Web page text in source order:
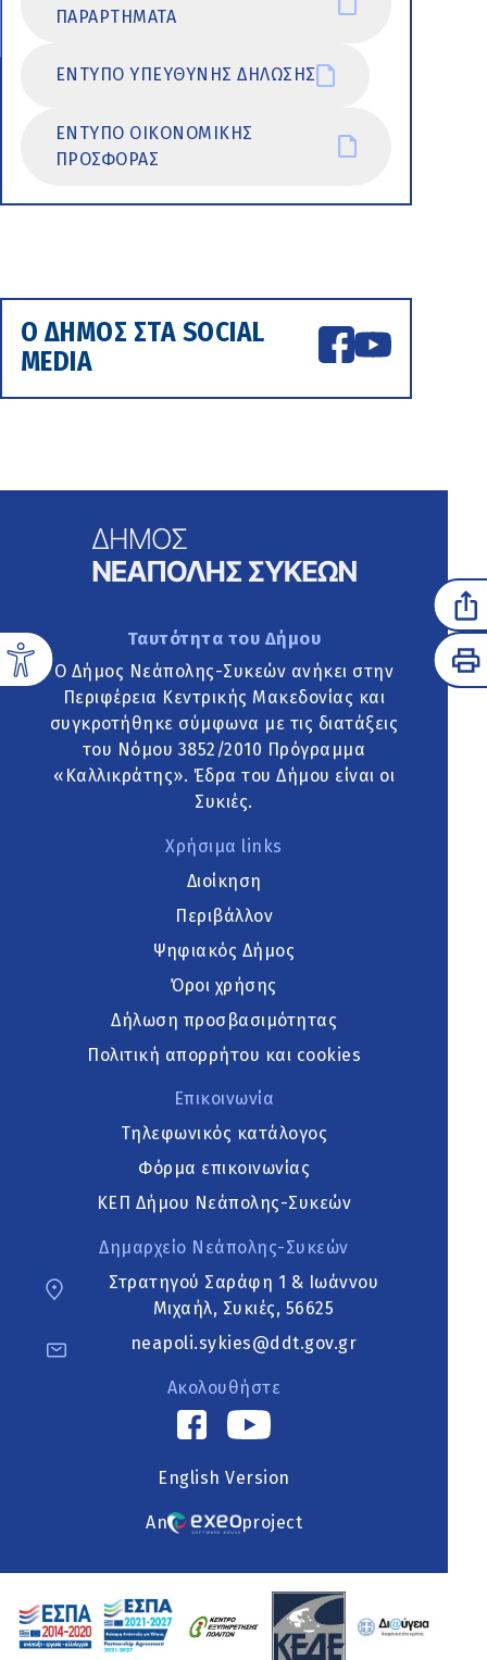
ΠΑΡΑΡΤΗΜΑΤΑ
ΕΝΤΥΠΟ ΥΠΕΥΘΥΝΗΣ ΔΗΛΩΣΗΣ
ΕΝΤΥΠΟ ΟΙΚΟΝΟΜΙΚΗΣ
ΠΡΟΣΦΟΡΑΣ
Ο ΔΗΜΟΣ ΣΤΑ SOCIAL
MEDIA
Ταυτότητα του Δήμου
Ο Δήμος Νεάπολης-Συκεών ανήκει στην
Περιφέρεια Κεντρικής Μακεδονίας και
συγκροτήθηκε σύμφωνα με τις διατάξεις
του Νόμου 3852/2010 Πρόγραμμα
«Καλλικράτης». Έδρα του Δήμου είναι οι
Συκιές.
Χρήσιμα links
Διοίκηση
Περιβάλλον
Ψηφιακός Δήμος
Όροι χρήσης
Δήλωση προσβασιμότητας
Πολιτική απορρήτου και cookies
Επικοινωνία
Τηλεφωνικός κατάλογος
Φόρμα επικοινωνίας
ΚΕΠ Δήμου Νεάπολης-Συκεών
Δημαρχείο Νεάπολης-Συκεών
Στρατηγού Σαράφη 1 & Ιωάννου
Μιχαήλ, Συκιές, 56625
neapoli.sykies@ddt.gov.gr
Ακολουθήστε
English Version
An project